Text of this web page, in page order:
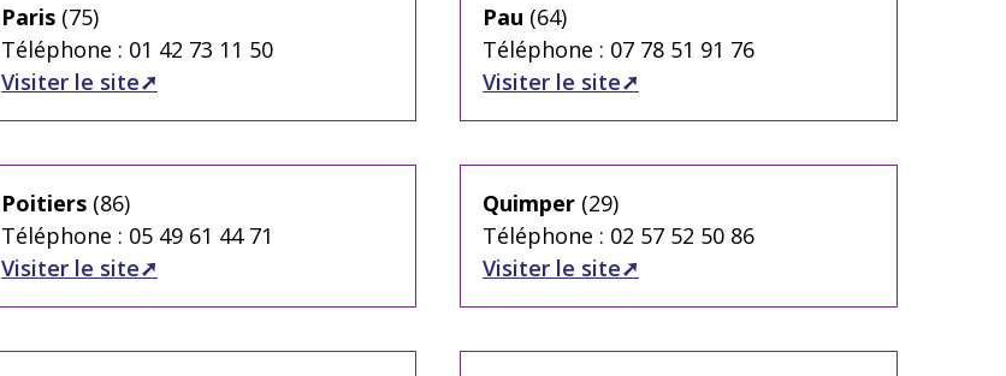
Paris (75)
Téléphone : 01 42 73 11 50
Visiter le site
Pau (64)
Téléphone : 07 78 51 91 76
Visiter le site
Poitiers (86)
Téléphone : 05 49 61 44 71
Visiter le site
Quimper (29)
Téléphone : 02 57 52 50 86
Visiter le site